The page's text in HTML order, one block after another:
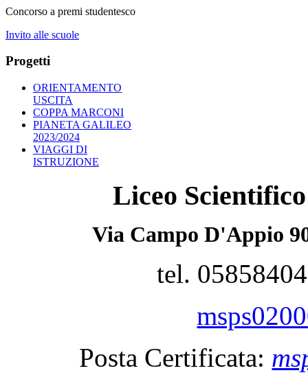
Concorso a premi studentesco
Invito alle scuole
Progetti
ORIENTAMENTO
USCITA
COPPA MARCONI
PIANETA GALILEO
2023/2024
VIAGGI DI
ISTRUZIONE
Liceo
Via Campo D'Appio
tel.
Posta Certificata: